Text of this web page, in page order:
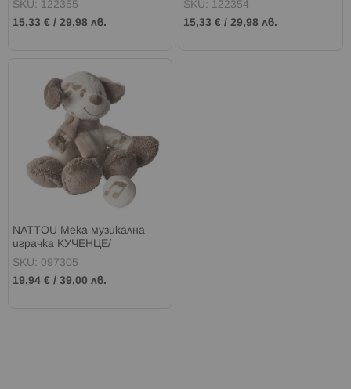
SKU: 122355
15,33 € / 29,98 лв.
SKU: 122354
15,33 € /29,98 лв.
NATTOU Мека музикална
играчка КУЧЕНЦЕ/
ХИПОПОТАМ MAX
SKU: 097305
19,94 € / 39,00 лв.